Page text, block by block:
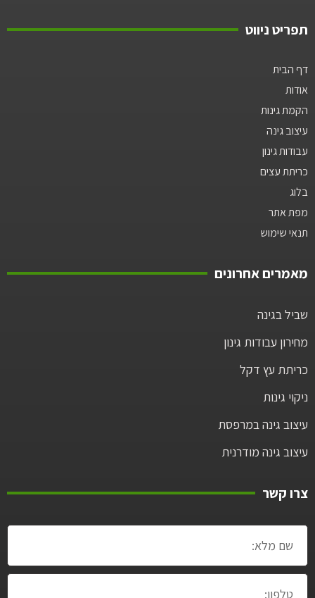
תפריט ניווט
דף הבית
אודות
הקמת גינות
עיצוב גינה
עבודות גינון
כריתת עצים
בלוג
מפת אתר
תנאי שימוש
מאמרים אחרונים
שביל בגינה
מחירון עבודות גינון
כריתת עץ דקל
ניקוי גינות
עיצוב גינה במרפסת
עיצוב גינה מודרנית
צרו קשר